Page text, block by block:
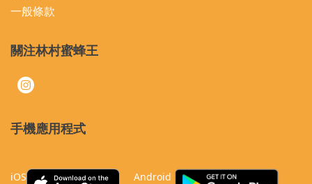
一般條款
關注林村蜜蜂王
手機應用程式
iOS Android